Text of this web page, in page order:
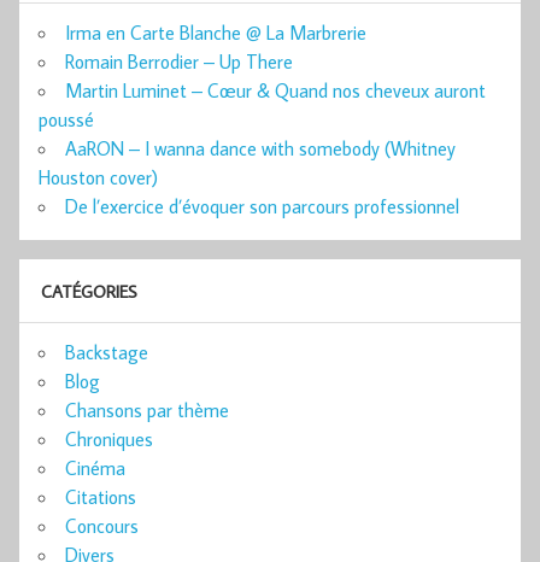
Irma en Carte Blanche @ La Marbrerie
Romain Berrodier – Up There
Martin Luminet – Cœur & Quand nos cheveux auront
poussé
AaRON – I wanna dance with somebody (Whitney
Houston cover)
De l’exercice d’évoquer son parcours professionnel
CATÉGORIES
Backstage
Blog
Chansons par thème
Chroniques
Cinéma
Citations
Concours
Divers